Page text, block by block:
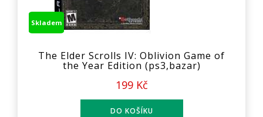
Skladem
The Elder Scrolls IV: Oblivion Game of
the Year Edition (ps3,bazar)
199 Kč